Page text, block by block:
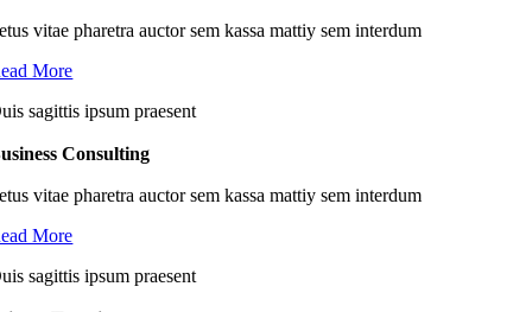
vitae pharetra auctor sem kassa mattiy sem interdum
More
sagittis ipsum praesent
Consulting
vitae pharetra auctor sem kassa mattiy sem interdum
More
sagittis ipsum praesent